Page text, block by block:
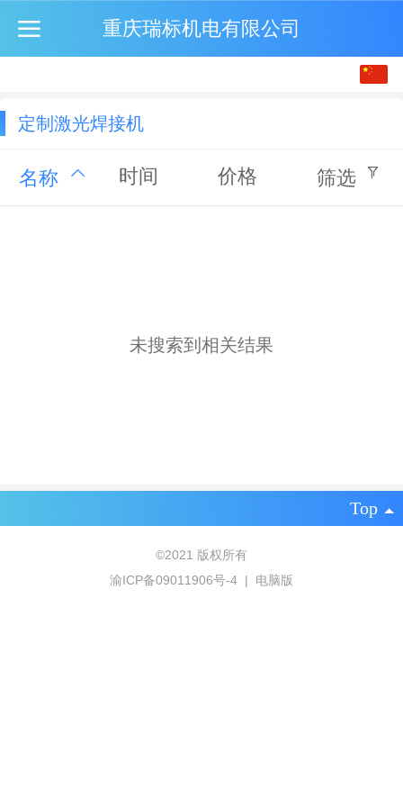
重庆瑞标机电有限公司
定制激光焊接机
名称 时间 价格 筛选
未搜索到相关结果
Top
©2021 版权所有
渝ICP备09011906号-4 | 电脑版